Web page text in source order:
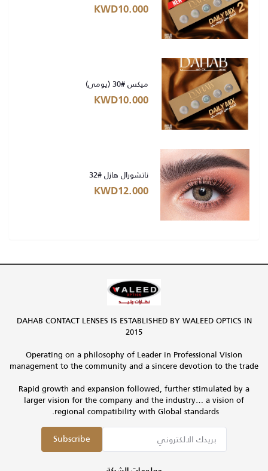
KWD10.000
ميكس #30 (يومي)
KWD10.000
ناتشورال هازل #32
KWD12.000
DAHAB CONTACT LENSES IS ESTABLISHED BY WALEED OPTICS IN
2015
Operating on a philosophy of Leader in Professional Vision
management to the community and a sincere devotion to the trade
Rapid growth and expansion followed, further stimulated by a
larger vision for the company and the industry… a vision of
regional compatibility with Global standards.
Subscribe